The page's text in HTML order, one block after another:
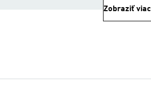
Zobraziť viac